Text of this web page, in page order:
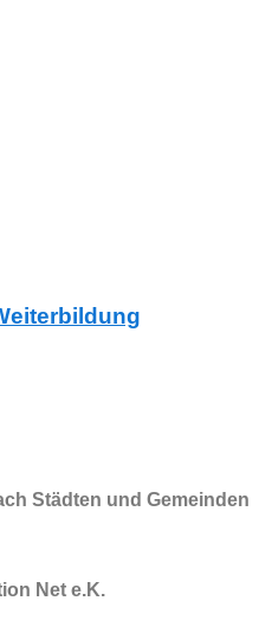
Städten und Gemeinden
Net e.K.